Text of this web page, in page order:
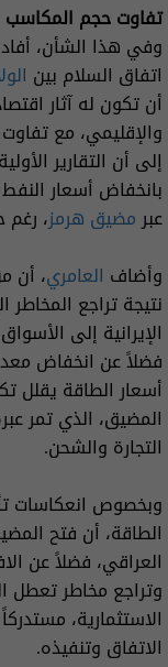
تفاوت حجم المكاسب
وفي هذا الشأن،
اتفاق السلام بين
أن تكون له آثار
والإقليمي، مع
إلى أن التقارير
بانخفاض أسعار
عبرمضيق هرمز، رغم
وأضاف العامري، أن
نتيجة تراجع
الإيرانية إلى
فضلاً عن انخفاض
أسعار الطاقة يقلل
المضيق، الذي تمر
التجارة والشحن.
وبخصوص انعكاسات
الطاقة، أن فتح
العراقي، فضلاً عن
وتراجع مخاطر تعطل
الاستثمارية،
الاتفاق وتنفيذه.